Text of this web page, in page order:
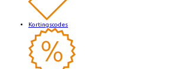
Kortingscodes